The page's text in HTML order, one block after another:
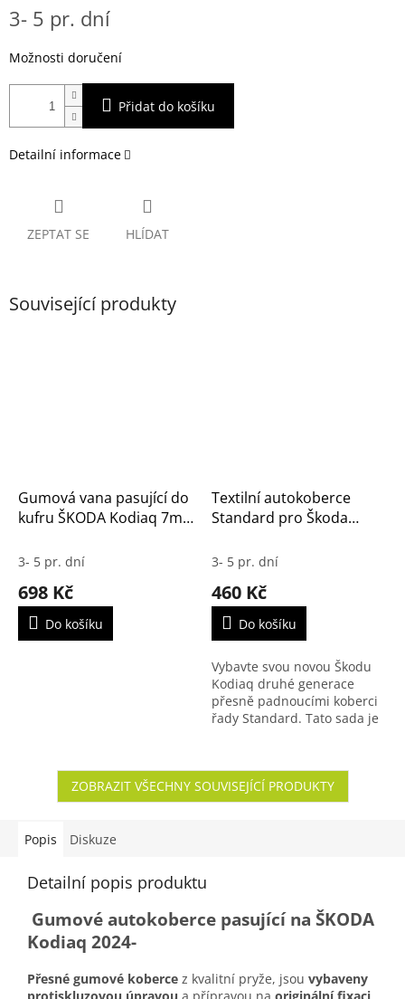
cena:
3- 5 pr. dní
Možnosti doručení
Přidat do košíku
Detailní informace
ZEPTAT SE HLÍDAT
Související produkty
Gumová vana pasující do
kufru ŠKODA Kodiaq 7m
3- 5 pr. dní
698 Kč
Do košíku
Textilní autokoberce
Standard pro Škoda
– 5místná verze
3- 5 pr. dní
460 Kč
Do košíku
Vybavte svou novou Škodu
Kodiaq druhé generace
přesně padnoucími koberci
řady Standard. Tato sada je
2024+), aby dokonale
kopírovala...
ZOBRAZIT VŠECHNY SOUVISEJÍCÍ PRODUKTY
Popis Diskuze
Detailní popis produktu
Gumové autokoberce pasující na ŠKODA
Kodiaq 2024-
Přesné gumové koberce z kvalitní pryže, jsou vybaveny
protiskluzovou úpravou a přípravou na originální fixaci